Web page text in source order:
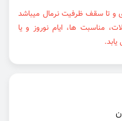
و تا سقف ظرفیت نرمال میباشد
مناسبت ها، ایام نوروز و یا